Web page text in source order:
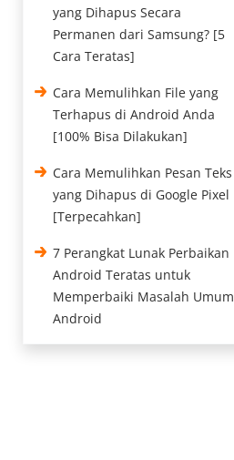
yang Dihapus Secara
Permanen dari Samsung? [5
Cara Teratas]
Cara Memulihkan File yang
Terhapus di Android Anda
[100% Bisa Dilakukan]
Cara Memulihkan Pesan Teks
yang Dihapus di Google Pixel
[Terpecahkan]
7 Perangkat Lunak Perbaikan
Android Teratas untuk
Memperbaiki Masalah Umum
Android